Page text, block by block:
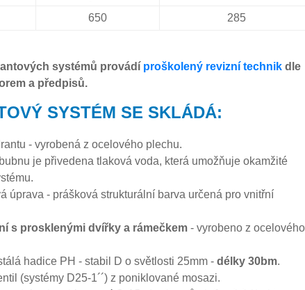
650 285
systémů provádí proškolený revizní technik dle
a předpisů.
SYSTÉM SE SKLÁDÁ:
- vyrobená z ocelového plechu.
je přivedena tlaková voda, která umožňuje okamžité
úprava - prášková strukturální barva určená pro vnitřní
s prosklenými dvířky a rámečkem - vyrobeno z ocelového
hadice PH - stabil D o světlosti 25mm - délky 30bm.
(systémy D25-1´´) z poniklované mosazi.